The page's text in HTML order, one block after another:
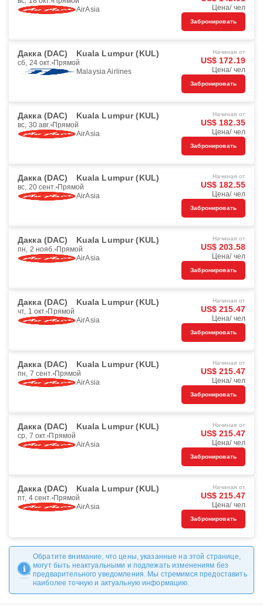
AirAsia
Цена/ чел
Забронировать
Дакка (DAC) Kuala Lumpur (KUL)
сб, 24 окт. Прямой
Malaysia Airlines
Начиная от
US$ 172.19
Цена/ чел
Забронировать
Дакка (DAC) Kuala Lumpur (KUL)
вс, 30 авг. Прямой
AirAsia
Начиная от
US$ 182.35
Цена/ чел
Забронировать
Дакка (DAC) Kuala Lumpur (KUL)
вс, 20 сент. Прямой
AirAsia
Начиная от
US$ 182.55
Цена/ чел
Забронировать
Дакка (DAC) Kuala Lumpur (KUL)
пн, 2 нояб. Прямой
AirAsia
Начиная от
US$ 203.58
Цена/ чел
Забронировать
Дакка (DAC) Kuala Lumpur (KUL)
чт, 1 окт. Прямой
AirAsia
Начиная от
US$ 215.47
Цена/ чел
Забронировать
Дакка (DAC) Kuala Lumpur (KUL)
пн, 7 сент. Прямой
AirAsia
Начиная от
US$ 215.47
Цена/ чел
Забронировать
Дакка (DAC) Kuala Lumpur (KUL)
ср, 7 окт. Прямой
AirAsia
Начиная от
US$ 215.47
Цена/ чел
Забронировать
Дакка (DAC) Kuala Lumpur (KUL)
пт, 4 сент. Прямой
AirAsia
Начиная от
US$ 215.47
Цена/ чел
Забронировать
Обратите внимание, что цены, указанные на этой странице,
могут быть неактуальными и подлежать изменениям без
предварительного уведомления. Мы стремимся предоставить
наиболее точную и актуальную информацию.